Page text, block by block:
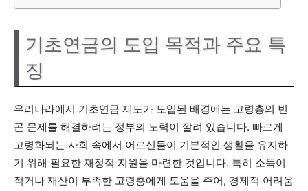
기초연금의 도입 목적과 주요 특
징
우리나라에서 기초연금 제도가 도입된 배경에는 고령층의 빈
곤 문제를 해결하려는 정부의 노력이 깔려 있습니다. 빠르게
고령화되는 사회 속에서 어르신들이 기본적인 생활을 유지하
기 위해 필요한 재정적 지원을 마련한 것입니다. 특히 소득이
적거나 재산이 부족한 고령층에게 도움을 주어, 경제적 어려움